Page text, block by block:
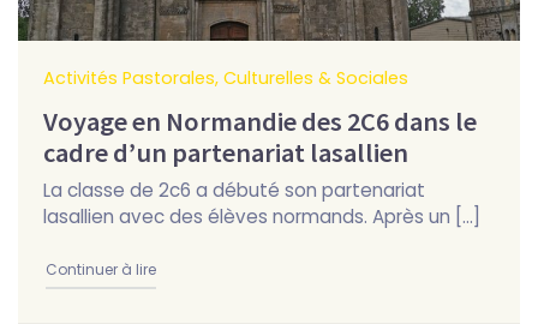
Voyage en Normandie des 2C6 dans le
cadre d’un partenariat lasallien
Activités Pastorales, Culturelles & Sociales
La classe de 2c6 a débuté son partenariat
lasallien avec des élèves normands. Après un […]
Continuer à lire"Voyage en Normandie des 2C6 dans le cadre